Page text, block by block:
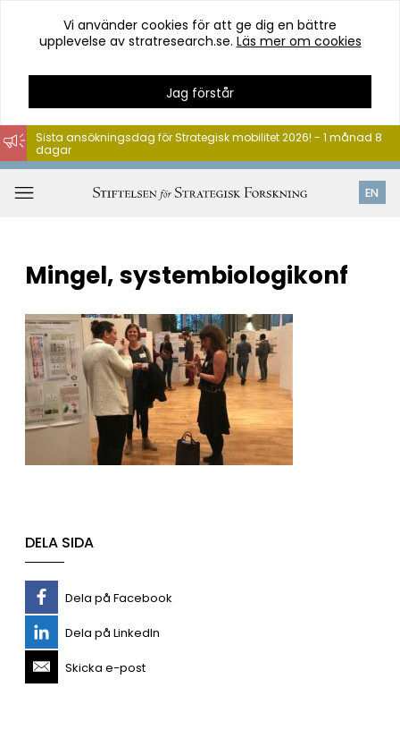
Hoppa
till
innehåll
Vi använder cookies för att ge dig en bättre
upplevelse av stratresearch.se. Läs mer om cookies
Jag förstår
EN
Sista ansökningsdag för Strategisk mobilitet 2026! - 1 månad 8
dagar
Mingel, systembiologikonf
DELA SIDA
Dela på Facebook
Dela på LinkedIn
Skicka e-post